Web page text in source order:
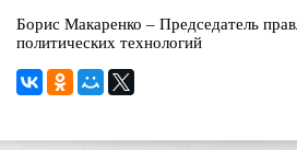
Борис Макаренко – Председатель
политических технологий